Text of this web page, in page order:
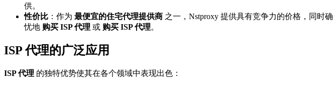
供。
性价比 ：作为 最便宜的住宅代理提供商 之一，Nstproxy 提供具有竞争力的价格，同时
忧地 购买 ISP 代理 或 购买 ISP 代理。
ISP 代理的广泛应用
ISP 代理 的独特优势使其在各个领域中表现出色：